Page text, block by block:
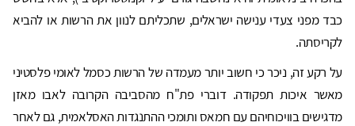
כבד מפני צעדי ענישה ישראלים, שתכליתם לנוון את הרשות או להביא
לקריסתה.
על רקע זה, ניכר כי חשוב יותר מעמדה של הרשות כסמל לאומי פלסטיני
מאשר איכות תפקודה. דוברי פת"ח מהסביבה הקרובה לאבו מאזן
מדגישים בוויכוחיהם עם חמאס ותומכי ההתנגדות האסלאמית, גם לאחר